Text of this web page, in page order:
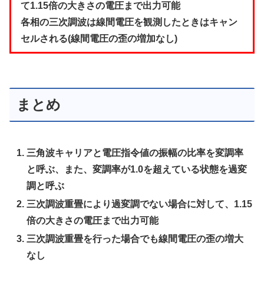
て1.15倍の大きさの電圧まで出力可能
各相の三次調波は線間電圧を観測したときはキャン
セルされる(線間電圧の歪の増加なし)
まとめ
三角波キャリアと電圧指令値の振幅の比率を変調率
と呼ぶ、また、変調率が1.0を超えている状態を過変
調と呼ぶ
三次調波重畳により過変調でない場合に対して、1.15
倍の大きさの電圧まで出力可能
三次調波重畳を行った場合でも線間電圧の歪の増大
なし